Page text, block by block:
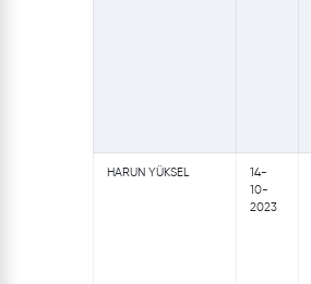
HARUN YÜKSEL
14-
10-
2023